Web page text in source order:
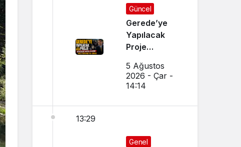
Güncel
Gerede’ye
Yapılacak
Proje
Ayağa
Kaldırdı:
Vali Devreye
5 Ağustos
2026 - Çar -
14:14
13:29
Genel